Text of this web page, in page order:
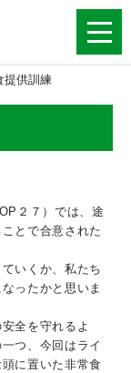
提供訓練
２７）では、途
とで合意された
いくか、私たち
ったかと思いま
全を守れるよ
つ、今回はライ
に置いた非常食